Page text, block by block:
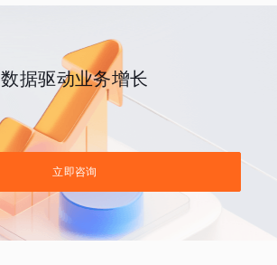
数据驱动业务增长
立即咨询